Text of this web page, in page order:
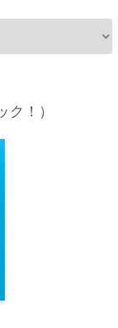
！）